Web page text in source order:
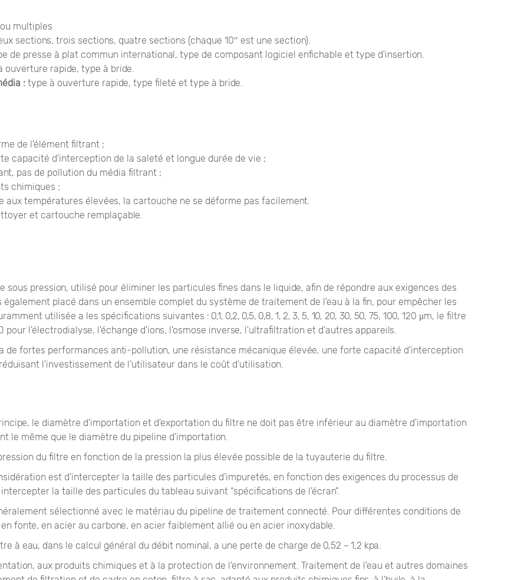
multiples
sections, trois sections, quatre sections (chaque 10″ est une section).
de presse à plat commun international, type de composant logiciel enfichable et type d'insertion.
ouverture rapide, type à bride.
: type à ouverture rapide, type fileté et type à bride.
de l'élément filtrant ;
capacité d'interception de la saleté et longue durée de vie ;
pas de pollution du média filtrant ;
chimiques ;
températures élevées, la cartouche ne se déforme pas facilement.
et cartouche remplaçable.
pression, utilisé pour éliminer les particules fines dans le liquide, afin de répondre aux exigences des
placé dans un ensemble complet du système de traitement de l'eau à la fin, pour empêcher les
utilisée a les spécifications suivantes : 0,1, 0,2, 0,5, 0,8, 1, 2, 3, 5, 10, 20, 30, 50, 75, 100, 120 μm, le filtre
pour l'électrodialyse, l'échange d'ions, l'osmose inverse, l'ultrafiltration et d'autres appareils.
de fortes performances anti-pollution, une résistance mécanique élevée, une forte capacité d'interception
l'investissement de l'utilisateur dans le coût d'utilisation.
le diamètre d'importation et d'exportation du filtre ne doit pas être inférieur au diamètre d'importation
le même que le diamètre du pipeline d'importation.
du filtre en fonction de la pression la plus élevée possible de la tuyauterie du filtre.
est d'intercepter la taille des particules d'impuretés, en fonction des exigences du processus de
la taille des particules du tableau suivant “spécifications de l'écran”.
sélectionné avec le matériau du pipeline de traitement connecté. Pour différentes conditions de
fonte, en acier au carbone, en acier faiblement allié ou en acier inoxydable.
à eau, dans le calcul général du débit nominal, a une perte de charge de 0,52 ~ 1,2 kpa.
aux produits chimiques et à la protection de l'environnement. Traitement de l'eau et autres domaines